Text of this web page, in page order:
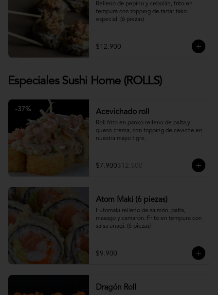
Relleno de pepino y cebollin, frito en
tempura con topping de tartar tako
especial. (6 piezas)
$12.900
Especiales Sushi Home (ROLLS)
-37% Acevichado roll
Roll frito en panko relleno de palta y
queso crema, con topping de ceviche en
nuestra mayo tigre.
$7.900$12.500
Atom Maki (6 piezas)
Futomaki relleno de salmón, palta,
masago y camarón. Frito en tempura con
salsa unagi. (6 piezas)
$9.900
Dragón Roll